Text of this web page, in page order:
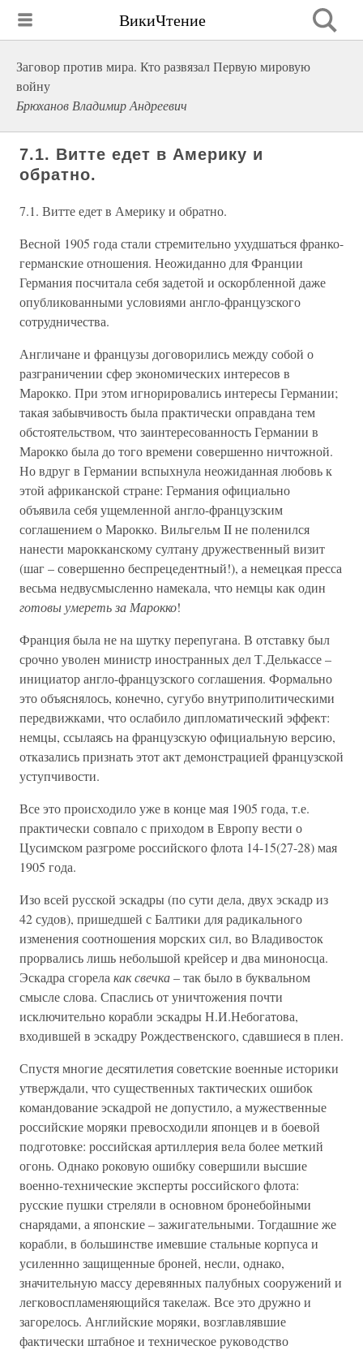
ВикиЧтение
Заговор против мира. Кто развязал Первую мировую
войну
Брюханов Владимир Андреевич
7.1. Витте едет в Америку и
обратно.
7.1. Витте едет в Америку и обратно.
Весной 1905 года стали стремительно ухудшаться франко-
германские отношения. Неожиданно для Франции
Германия посчитала себя задетой и оскорбленной даже
опубликованными условиями англо-французского
сотрудничества.
Англичане и французы договорились между собой о
разграничении сфер экономических интересов в
Марокко. При этом игнорировались интересы Германии;
такая забывчивость была практически оправдана тем
обстоятельством, что заинтересованность Германии в
Марокко была до того времени совершенно ничтожной.
Но вдруг в Германии вспыхнула неожиданная любовь к
этой африканской стране: Германия официально
объявила себя ущемленной англо-французским
соглашением о Марокко. Вильгельм II не поленился
нанести марокканскому султану дружественный визит
(шаг – совершенно беспрецедентный!), а немецкая пресса
весьма недвусмысленно намекала, что немцы как один
готовы умереть за Марокко!
Франция была не на шутку перепугана. В отставку был
срочно уволен министр иностранных дел Т.Делькассе –
инициатор англо-французского соглашения. Формально
это объяснялось, конечно, сугубо внутриполитическими
передвижками, что ослабило дипломатический эффект:
немцы, ссылаясь на французскую официальную версию,
отказались признать этот акт демонстрацией французской
уступчивости.
Все это происходило уже в конце мая 1905 года, т.е.
практически совпало с приходом в Европу вести о
Цусимском разгроме российского флота 14-15(27-28) мая
1905 года.
Изо всей русской эскадры (по сути дела, двух эскадр из
42 судов), пришедшей с Балтики для радикального
изменения соотношения морских сил, во Владивосток
прорвались лишь небольшой крейсер и два миноносца.
Эскадра сгорела как свечка– так было в буквальном
смысле слова. Спаслись от уничтожения почти
исключительно корабли эскадры Н.И.Небогатова,
входившей в эскадру Рождественского, сдавшиеся в плен.
Спустя многие десятилетия советские военные историки
утверждали, что существенных тактических ошибок
командование эскадрой не допустило, а мужественные
российские моряки превосходили японцев и в боевой
подготовке: российская артиллерия вела более меткий
огонь. Однако роковую ошибку совершили высшие
военно-технические эксперты российского флота:
русские пушки стреляли в основном бронебойными
снарядами, а японские – зажигательными. Тогдашние же
корабли, в большинстве имевшие стальные корпуса и
усиленнно защищенные броней, несли, однако,
значительную массу деревянных палубных сооружений и
легковоспламеняющийся такелаж. Все это дружно и
загорелось. Английские моряки, возглавлявшие
фактически штабное и техническое руководство